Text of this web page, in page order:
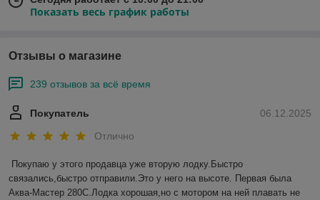
Показать весь график работы
Отзывы о магазине
239 отзывов за всё время
06.12.2025
Покупатель
Отлично
Покупаю у этого продавца уже вторую лодку.Быстро
связались,быстро отправили.Это у него на высоте. Первая была
Аква-Мастер 280С.Лодка хорошая,но с мотором на ней плавать не